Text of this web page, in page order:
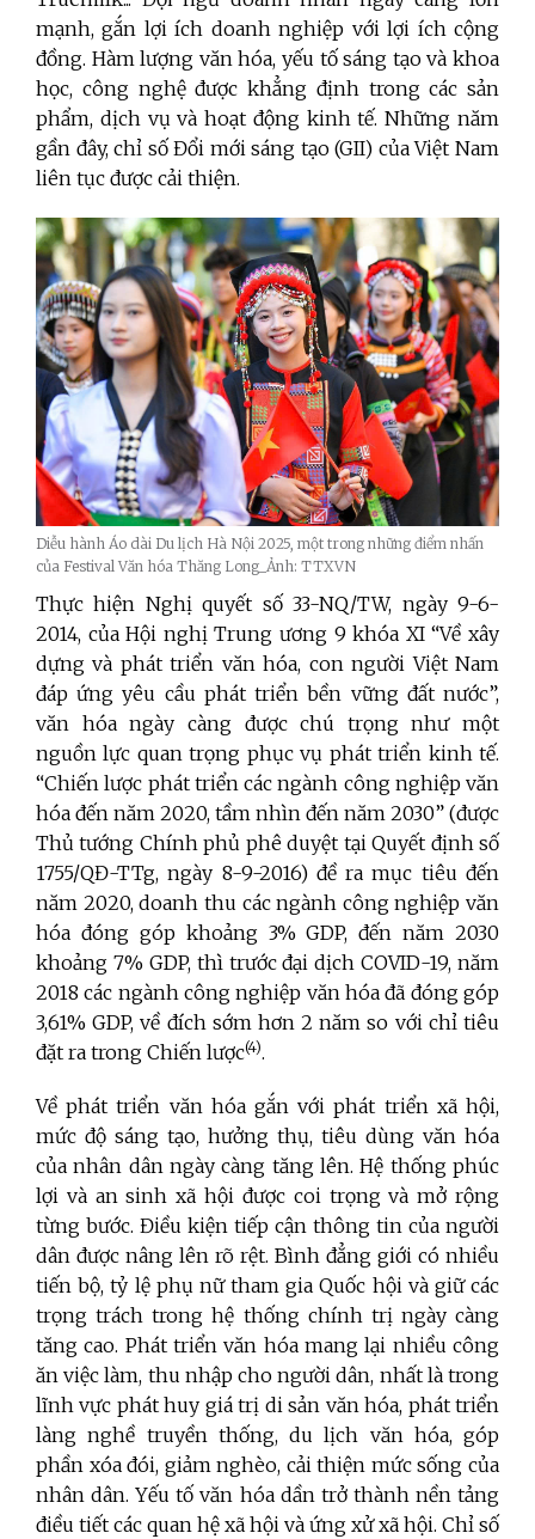
mạnh, gắn lợi ích doanh nghiệp với lợi ích cộng
đồng. Hàm lượng văn hóa, yếu tố sáng tạo và khoa
học, công nghệ được khẳng định trong các sản
phẩm, dịch vụ và hoạt động kinh tế. Những năm
gần đây, chỉ số Đổi mới sáng tạo (GII) của Việt Nam
liên tục được cải thiện.
Diễu hành Áo dài Du lịch Hà Nội 2025, một trong những điểm nhấn
của Festival Văn hóa Thăng Long_Ảnh: TTXVN
Thực hiện Nghị quyết số 33-NQ/TW, ngày 9-6-
2014, của Hội nghị Trung ương 9 khóa XI “Về xây
dựng và phát triển văn hóa, con người Việt Nam
đáp ứng yêu cầu phát triển bền vững đất nước”,
văn hóa ngày càng được chú trọng như một
nguồn lực quan trọng phục vụ phát triển kinh tế.
“Chiến lược phát triển các ngành công nghiệp văn
hóa đến năm 2020, tầm nhìn đến năm 2030” (được
Thủ tướng Chính phủ phê duyệt tại Quyết định số
1755/QĐ-TTg, ngày 8-9-2016) đề ra mục tiêu đến
năm 2020, doanh thu các ngành công nghiệp văn
hóa đóng góp khoảng 3% GDP, đến năm 2030
khoảng 7% GDP, thì trước đại dịch COVID-19, năm
2018 các ngành công nghiệp văn hóa đã đóng góp
3,61% GDP, về đích sớm hơn 2 năm so với chỉ tiêu
đặt ra trong Chiến lược(4).
Về phát triển văn hóa gắn với phát triển xã hội,
mức độ sáng tạo, hưởng thụ, tiêu dùng văn hóa
của nhân dân ngày càng tăng lên. Hệ thống phúc
lợi và an sinh xã hội được coi trọng và mở rộng
từng bước. Điều kiện tiếp cận thông tin của người
dân được nâng lên rõ rệt. Bình đẳng giới có nhiều
tiến bộ, tỷ lệ phụ nữ tham gia Quốc hội và giữ các
trọng trách trong hệ thống chính trị ngày càng
tăng cao. Phát triển văn hóa mang lại nhiều công
ăn việc làm, thu nhập cho người dân, nhất là trong
lĩnh vực phát huy giá trị di sản văn hóa, phát triển
làng nghề truyền thống, du lịch văn hóa, góp
phần xóa đói, giảm nghèo, cải thiện mức sống của
nhân dân. Yếu tố văn hóa dần trở thành nền tảng
điều tiết các quan hệ xã hội và ứng xử xã hội. Chỉ số